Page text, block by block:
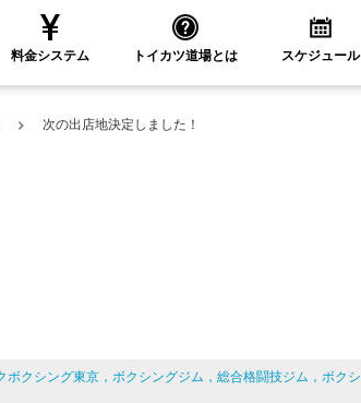
料金システム トイカツ道場とは スケジュール
次の出店地決定しました！
クシング東京，ボクシングジム，総合格闘技ジム，ボクシ